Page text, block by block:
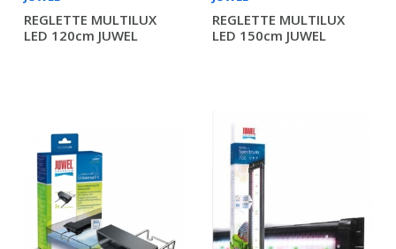
REGLETTE MULTILUX
LED 120cm JUWEL
REGLETTE MULTILUX
LED 150cm JUWEL